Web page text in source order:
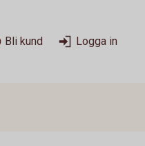
Bli kund Logga in